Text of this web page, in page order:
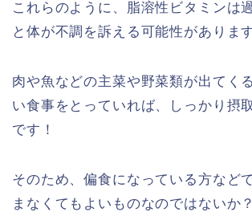
これらのように、脂溶性ビタミンは
と体が不調を訴える可能性があります
肉や魚などの主菜や野菜類が出てく
い食事をとっていれば、しっかり摂
です！
そのため、偏食になっている方など
まなくてもよいものなのではないか